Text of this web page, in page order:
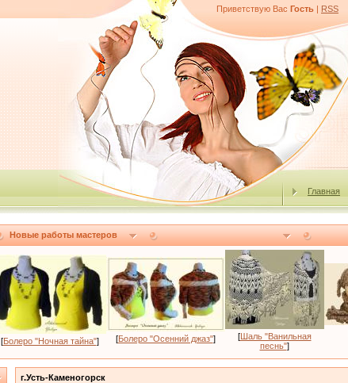
Приветствую Вас Гость | RSS
Главная
Новые работы мастеров
[Болеро "Ночная тайна"] [Болеро "Осенний джаз"] [Шаль "Ванильная
песнь"]
г.Усть-Каменогорск